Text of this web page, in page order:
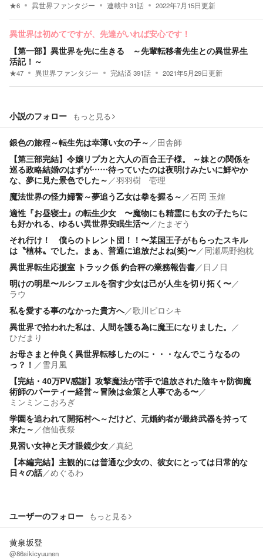
★6 異世界ファンタジー 連載中 31話 2022年7月15日更新
異世界は初めてですが、先達がいれば安心です！
【第一部】異世界を先に生きる ～先輩転移者先生との異世界生
活記！～
★47 異世界ファンタジー 完結済391話 2021年5月29日更新
小説のフォロー もっと見る
銀色の旅程～転生先は幸薄い女の子～ ／田舎師
【第三部完結】令嬢リプカと六人の百合王子様。 ～妹との関係を
巡る政略結婚のはずが……待っていたのは夜明けみたいに鮮やか
な、夢に見た景色でした～ ／羽羽樹 壱理
魔法世界の怪力婦警～夢追う乙女は拳を握る～ ／石岡 玉煌
適性『お昼寝士』の転生少女 〜魔物にも精霊にも女の子たちに
も好かれる、ゆるい異世界安眠生活〜／たまぞう
それ行け！ 僕らのトレント団！！〜某国王子がもらったスキル
は〝植林〟でした。まぁ、普通に追放だよね(笑)〜／同瀬馬野抱枕
異世界転生応援室 トラック係 釣合秤の業務報告書／ 日ノ日
明けの明星〜ルシフェルを宿す少女は己が人生を切り拓く〜／
ラウ
私を愛する事のなかった貴方へ／歌川ピロシキ
異世界で拾われた私は、人間を護る為に魔王になりました。 ／
ひだまり
お母さまと仲良く異世界転移したのに・・・なんでこうなるの
っ？！ ／雪月風
【完結・40万PV感謝】攻撃魔法が苦手で追放された陰キャ防御魔
術師のパーティー経営～冒険は金策と人事である〜／
ミンミンこおろぎ
学園を追われて開拓村へ～だけど、元婚約者が最終武器を持って
来た～ ／信仙夜祭
見習い女神と天才眼鏡少女／真紀
【本編完結】主観的には普通な少女の、彼女にとっては日常的な
日々の話／めぐるわ
ユーザーのフォロー もっと見る
黄泉坂登
@86sikicyuunen